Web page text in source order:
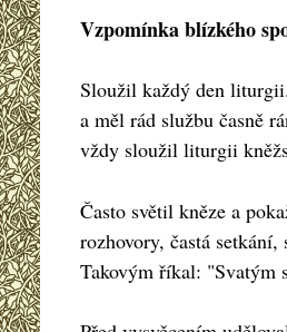
Vzpomínka blízkého
Sloužil každý den
a měl rád službu časně
vždy sloužil liturgii
Často světil kněze a
rozhovory, častá
Takovým říkal: "Svatým